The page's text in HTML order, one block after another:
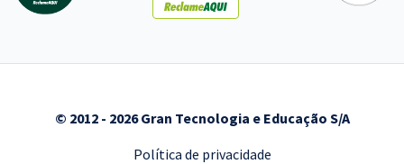
© 2012 - 2026 Gran Tecnologia e Educação S/A
Política de privacidade